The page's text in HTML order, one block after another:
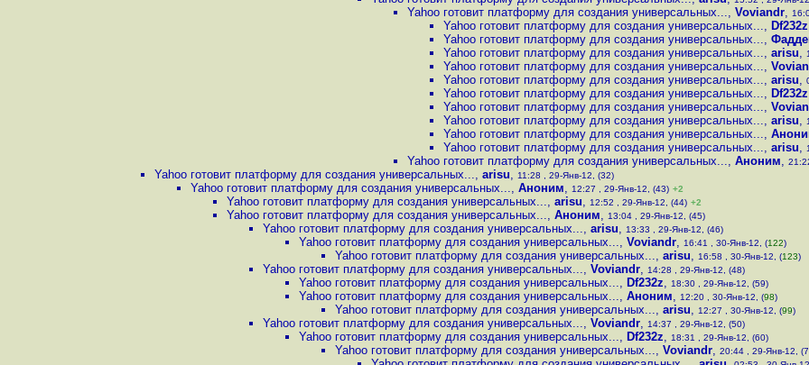
Yahoo готовит платформу для создания универсальных..., Voviandr,
Yahoo готовит платформу для создания универсальных..., Df232z
Yahoo готовит платформу для создания универсальных...,
Yahoo готовит платформу для создания универсальных..., arisu,
Yahoo готовит платформу для создания универсальных...,
Yahoo готовит платформу для создания универсальных..., arisu,
Yahoo готовит платформу для создания универсальных..., Df232z
Yahoo готовит платформу для создания универсальных...,
Yahoo готовит платформу для создания универсальных..., arisu,
Yahoo готовит платформу для создания универсальных...,
Yahoo готовит платформу для создания универсальных..., arisu,
Yahoo готовит платформу для создания универсальных..., Аноним,
Yahoo готовит платформу для создания универсальных..., arisu, 11:28 , 29-Янв-12, (32)
Yahoo готовит платформу для создания универсальных..., Аноним, 12:27 , 29-Янв-12, (43) +2
Yahoo готовит платформу для создания универсальных..., arisu, 12:52 , 29-Янв-12, (44) +2
Yahoo готовит платформу для создания универсальных..., Аноним, 13:04 , 29-Янв-12, (45)
Yahoo готовит платформу для создания универсальных..., arisu, 13:33 , 29-Янв-12, (46)
Yahoo готовит платформу для создания универсальных..., Voviandr, 16:41 , 30-Янв-12, (122)
Yahoo готовит платформу для создания универсальных..., arisu, 16:58 , 30-Янв-12, (123)
Yahoo готовит платформу для создания универсальных..., Voviandr, 14:28 , 29-Янв-12, (48)
Yahoo готовит платформу для создания универсальных..., Df232z, 18:30 , 29-Янв-12, (59)
Yahoo готовит платформу для создания универсальных..., Аноним, 12:20 , 30-Янв-12, (98)
Yahoo готовит платформу для создания универсальных..., arisu, 12:27 , 30-Янв-12, (99)
Yahoo готовит платформу для создания универсальных..., Voviandr, 14:37 , 29-Янв-12, (50)
Yahoo готовит платформу для создания универсальных..., Df232z, 18:31 , 29-Янв-12, (60)
Yahoo готовит платформу для создания универсальных..., Voviandr, 20:44 , 29-Янв-12,